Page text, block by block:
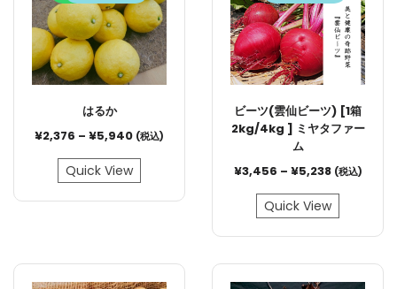
はるか
¥2,376 – ¥5,940 (税込)
Quick View
ビーツ(雲仙ビーツ) [1箱
2kg/4kg ] ミヤタファー
ム
¥3,456 – ¥5,238 (税込)
Quick View